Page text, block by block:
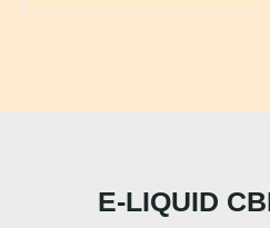
E-LIQUID